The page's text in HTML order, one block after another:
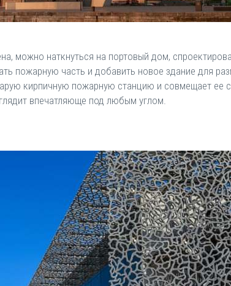
можно наткнуться на портовый дом,
пожарную часть и добавить новое здание для
кирпичную пожарную станцию и совмещает ее
впечатляюще под любым углом.